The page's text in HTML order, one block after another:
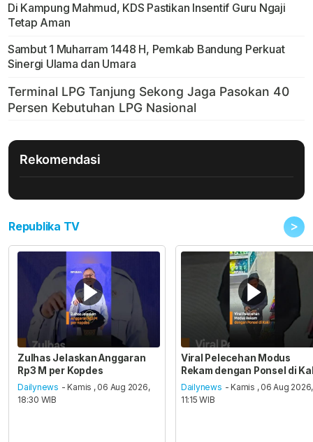
Di Kampung Mahmud, KDS Pastikan Insentif Guru Ngaji
Tetap Aman
Sambut 1 Muharram 1448 H, Pemkab Bandung Perkuat
Sinergi Ulama dan Umara
Rekomendasi
Republika TV >
Zulhas Jelaskan Anggaran
Rp3 M per Kopdes
Dailynews - Kamis , 06 Aug 2026,
18:30 WIB
Viral Pelecehan Modus
Rekam dengan Ponsel di
Dailynews - Kamis , 06 Aug 2026,
11:15 WIB